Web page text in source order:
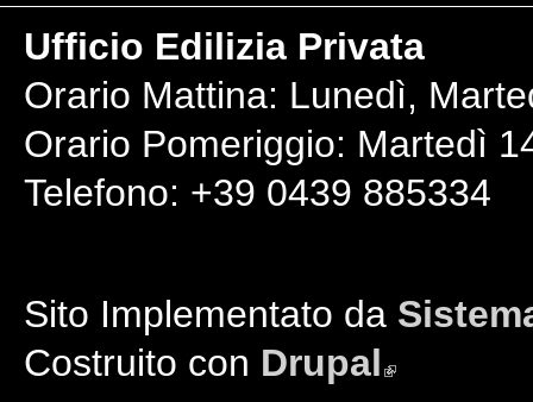
Ufficio Edilizia Privata
Orario Mattina: Lunedì,
Orario Pomeriggio: Martedì
Telefono: +39 0439 885334
Sito Implementato da
Costruito con Drupal